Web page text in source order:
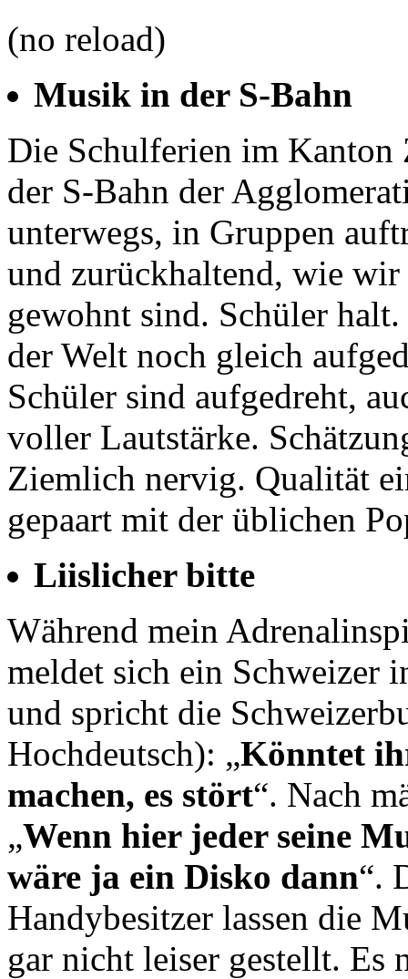
(no reload)
Musik in der S-Bahn
Die Schulferien im
der S-Bahn der
unterwegs, in Gruppen
und zurückhaltend, wie wir
gewohnt sind. Schüler
der Welt noch gleich
Schüler sind aufgedreht,
voller Lautstärke.
Ziemlich nervig. Qualität
gepaart mit der üblichen
Liislicher bitte
Während mein
meldet sich ein Schweizer
und spricht die
Hochdeutsch): „Könntet
machen, es stört“. Nach
„Wenn hier jeder seine
wäre ja ein Disko dann“.
Handybesitzer lassen die
gar nicht leiser gestellt. Es